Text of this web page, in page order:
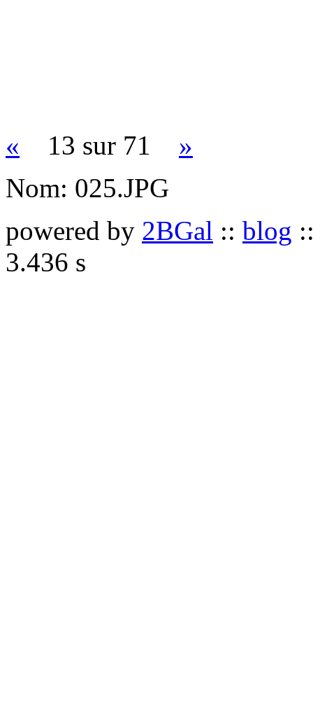
« 13 sur 71 »
Nom: 025.JPG
powered by 2BGal :: blog
3.436 s